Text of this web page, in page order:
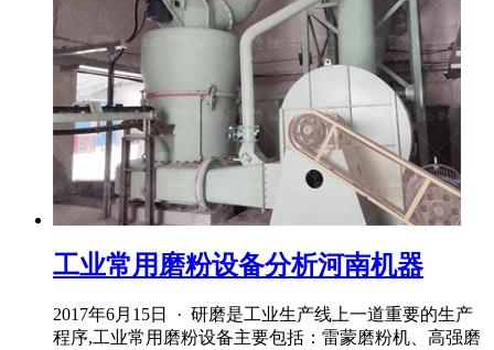
工业常用磨粉设备分析河南机器
2017年6月15日 · 研磨是工业生产线上一道重要的生产
程序,工业常用磨粉设备主要包括：雷蒙磨粉机、高强磨